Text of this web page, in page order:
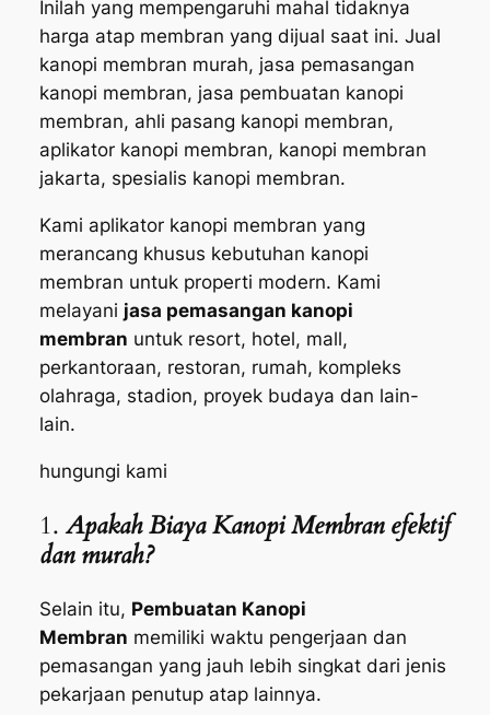
Inilah yang mempengaruhi mahal tidaknya
harga atap membran yang dijual saat ini. Jual
kanopi membran murah, jasa pemasangan
kanopi membran, jasa pembuatan kanopi
membran, ahli pasang kanopi membran,
aplikator kanopi membran, kanopi membran
jakarta, spesialis kanopi membran.
Kami aplikator kanopi membran yang
merancang khusus kebutuhan kanopi
membran untuk properti modern. Kami
melayani jasa pemasangan kanopi
membran untuk resort, hotel, mall,
perkantoraan, restoran, rumah, kompleks
olahraga, stadion, proyek budaya dan lain-
lain.
hungungi kami
1.Apakah Biaya Kanopi Membran efektif
dan murah?
Selain itu, Pembuatan Kanopi
Membran memiliki waktu pengerjaan dan
pemasangan yang jauh lebih singkat dari jenis
pekarjaan penutup atap lainnya.